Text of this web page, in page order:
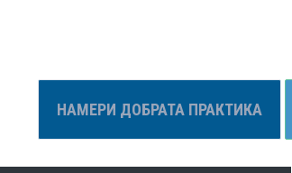
НАМЕРИ ДОБРАТА ПРАКТИКА